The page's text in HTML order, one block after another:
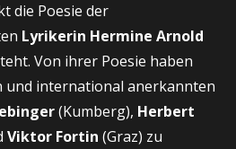
die Poesie der
Lyrikerin Hermine Arnold
Von ihrer Poesie haben
und international anerkannten
(Kumberg), Herbert
Viktor Fortin (Graz) zu